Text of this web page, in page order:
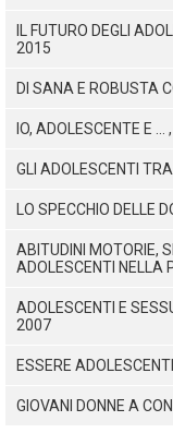
IL FUTURO DEGLI
2015
DI SANA E ROBUSTA
IO, ADOLESCENTE E ...
GLI ADOLESCENTI
LO SPECCHIO DELLE
ABITUDINI MOTORIE,
ADOLESCENTI NELLA
ADOLESCENTI E
2007
ESSERE
GIOVANI DONNE A